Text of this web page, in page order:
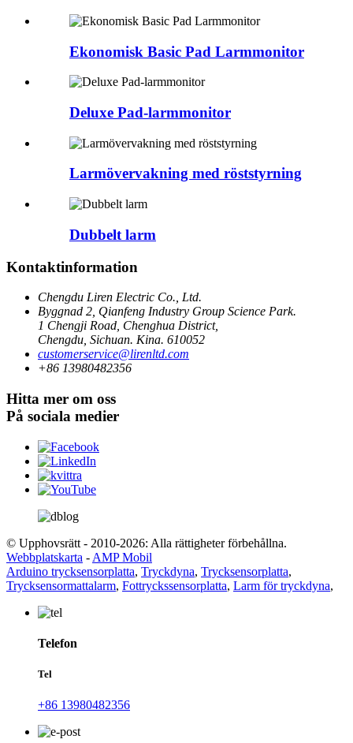
Ekonomisk Basic Pad Larmmonitor
Deluxe Pad-larmmonitor
Larmövervakning med röststyrning
Dubbelt larm
Kontaktinformation
Chengdu Liren Electric Co., Ltd.
Byggnad 2, Qianfeng Industry Group Science Park.
1 Chengji Road, Chenghua District,
Chengdu, Sichuan. Kina. 610052
customerservice@lirenltd.com
+86 13980482356
Hitta mer om oss
På sociala medier
© Upphovsrätt - 2010-2026: Alla rättigheter förbehållna.
Webbplatskarta - AMP Mobil
Arduino trycksensorplatta, Tryckdyna, Trycksensorplatta,
Trycksensormattalarm, Fottryckssensorplatta, Larm för tryckdyna,
Telefon
Tel
+86 13980482356